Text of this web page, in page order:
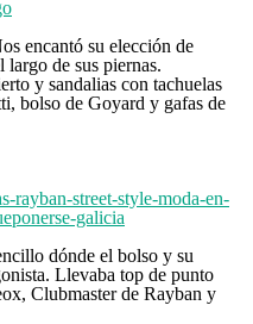
encantó su elección de
largo de sus piernas.
y sandalias con tachuelas
bolso de Goyard y gafas de
dónde el bolso y su
Llevaba top de punto
Clubmaster de Rayban y